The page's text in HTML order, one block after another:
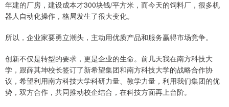
年建的厂房，建设成本才300块钱/平方米，而今天的饲料厂，很多机
器人自动化操作，格局发生了很大变化。
所以，企业家要勇立潮头，主动用优质产品和服务赢得市场竞争。
创新不仅是转型的要求，更是企业的生命。前几天我在南方科技大
学，跟薛其坤校长签订了新希望集团和南方科技大学的战略合作协
议，希望利用南方科技大学科研力量、教学力量，利用我们集团的优
势，双方合作，共同推动校企结合，在科技方面再上台阶。